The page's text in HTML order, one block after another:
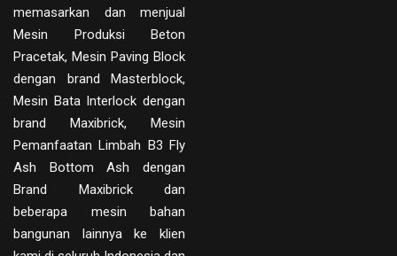
memasarkan dan menjual
Mesin Produksi Beton
Pracetak, Mesin Paving Block
dengan brand Masterblock,
Mesin Bata Interlock dengan
brand Maxibrick, Mesin
Pemanfaatan Limbah B3 Fly
Ash Bottom Ash dengan
Brand Maxibrick dan
beberapa mesin bahan
bangunan lainnya ke klien